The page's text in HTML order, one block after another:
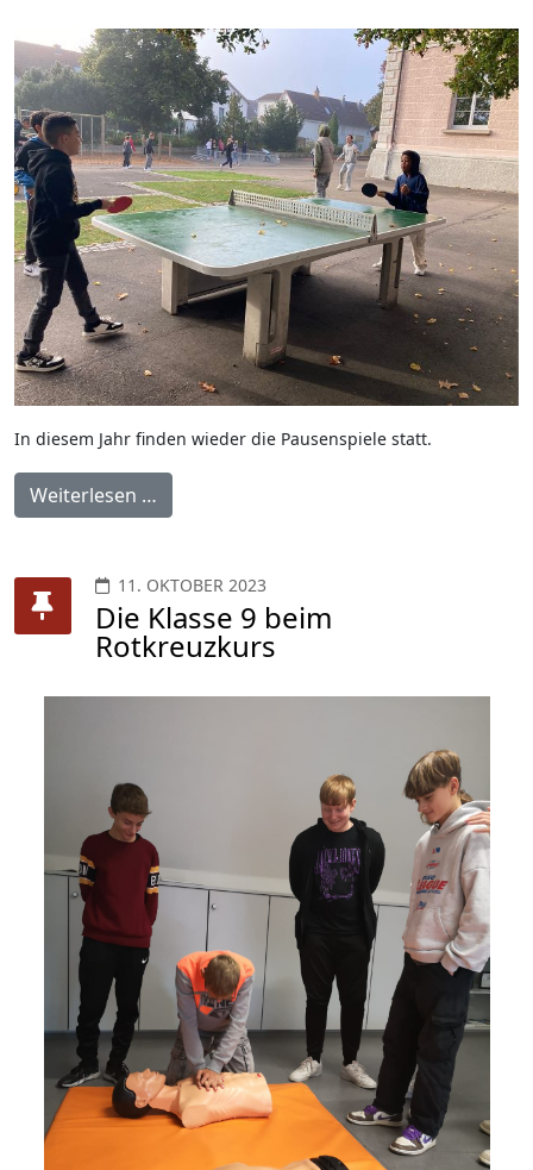
In diesem Jahr finden wieder die Pausenspiele statt.
Weiterlesen …
11. OKTOBER 2023
Die Klasse 9 beim
Rotkreuzkurs